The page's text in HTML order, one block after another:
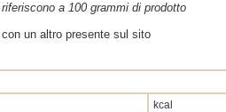
a 100 grammi di prodotto
un altro presente sul sito
kcal